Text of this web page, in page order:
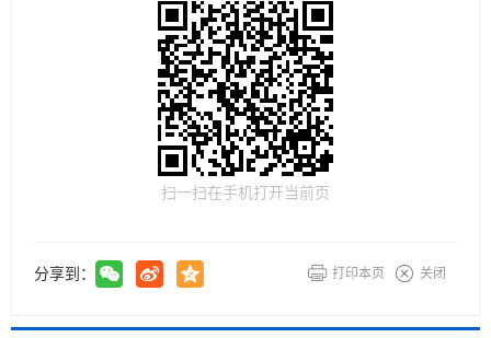
扫一扫在手机打开当前页
分享到： 打印本页 关闭